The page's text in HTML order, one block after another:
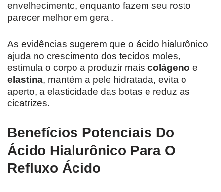
envelhecimento, enquanto fazem seu rosto
parecer melhor em geral.
As evidências sugerem que o ácido hialurônico
ajuda no crescimento dos tecidos moles,
estimula o corpo a produzir mais colágeno e
elastina, mantém a pele hidratada, evita o
aperto, a elasticidade das botas e reduz as
cicatrizes.
Benefícios Potenciais Do
Ácido Hialurônico Para O
Refluxo Ácido